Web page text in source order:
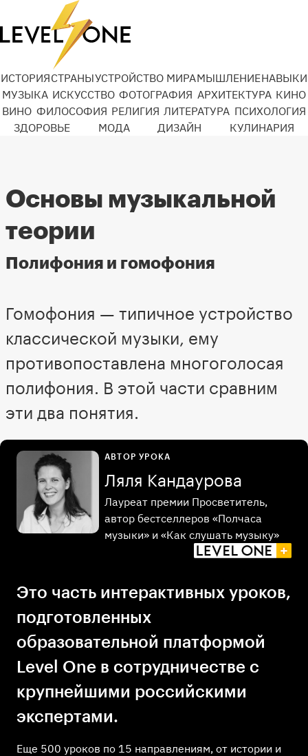
ИСТОРИЯСТРАНЫУСТРОЙСТВО МИРАМЫШЛЕНИЕНАВЫКИ
МУЗЫКА ИСКУССТВО ФОТОГРАФИЯ АРХИТЕКТУРА КИНО
ВИНО ФИЛОСОФИЯ РЕЛИГИЯ ЛИТЕРАТУРА ПСИХОЛОГИЯ
ЗДОРОВЬЕ
МОДА ДИЗАЙН КУЛИНАРИЯ
Основы музыкальной
теории
Полифония и гомофония
Гомофония — типичное устройство
классической музыки, ему
противопоставлена многоголосая
полифония. В этой части сравним
эти два понятия.
Это часть интерактивных уроков,
подготовленных
образовательной платформой
Level One в сотрудничестве с
крупнейшими российскими
экспертами.
Еще 500 уроков по 15 направлениям, от истории и
АВТОР УРОКА
Ляля Кандаурова
Лауреат премии Просветитель,
автор бестселлеров «Полчаса
музыки» и «Как слушать музыку»